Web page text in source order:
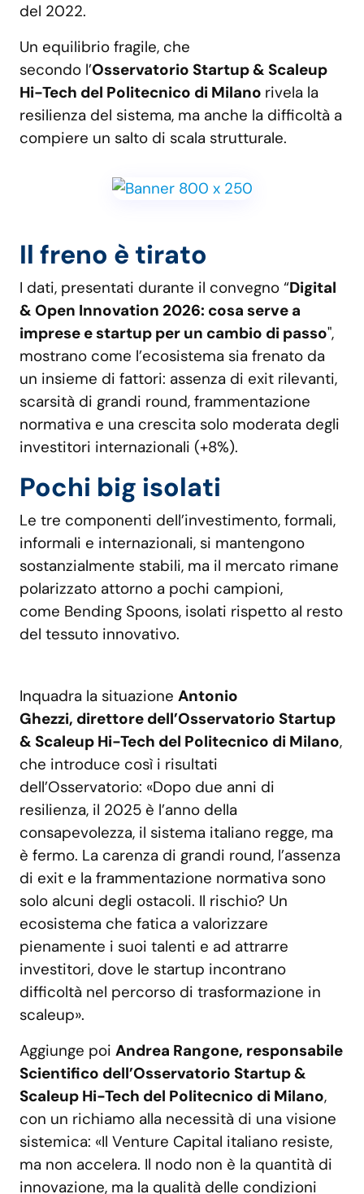
del 2022.
Un equilibrio fragile, che
secondo l’Osservatorio Startup & Scaleup
Hi-Tech del Politecnico di Milano rivela la
resilienza del sistema, ma anche la difficoltà a
compiere un salto di scala strutturale.
Il freno è tirato
I dati, presentati durante il convegno “Digital
& Open Innovation 2026: cosa serve a
imprese e startup per un cambio di passo",
mostrano come l’ecosistema sia frenato da
un insieme di fattori: assenza di exit rilevanti,
scarsità di grandi round, frammentazione
normativa e una crescita solo moderata degli
investitori internazionali (+8%).
Pochi big isolati
Le tre componenti dell’investimento, formali,
informali e internazionali, si mantengono
sostanzialmente stabili, ma il mercato rimane
polarizzato attorno a pochi campioni,
come Bending Spoons, isolati rispetto al resto
del tessuto innovativo.
Inquadra la situazione Antonio
Ghezzi, direttore dell’Osservatorio Startup
& Scaleup Hi-Tech del Politecnico di Milano,
che introduce così i risultati
dell’Osservatorio: «Dopo due anni di
resilienza, il 2025 è l’anno della
consapevolezza, il sistema italiano regge, ma
è fermo. La carenza di grandi round, l’assenza
di exit e la frammentazione normativa sono
solo alcuni degli ostacoli. Il rischio? Un
ecosistema che fatica a valorizzare
pienamente i suoi talenti e ad attrarre
investitori, dove le startup incontrano
difficoltà nel percorso di trasformazione in
scaleup».
Aggiunge poi Andrea Rangone, responsabile
Scientifico dell’Osservatorio Startup &
Scaleup Hi-Tech del Politecnico di Milano,
con un richiamo alla necessità di una visione
sistemica: «Il Venture Capital italiano resiste,
ma non accelera. Il nodo non è la quantità di
innovazione, ma la qualità delle condizioni